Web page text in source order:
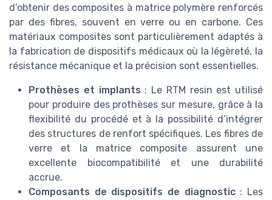
d’obtenir des composites à matrice polymère renforcés
par des fibres, souvent en verre ou en carbone. Ces
matériaux composites sont particulièrement adaptés à
la fabrication de dispositifs médicaux où la légèreté, la
résistance mécanique et la précision sont essentielles.
Prothèses et implants : Le RTM resin est utilisé
pour produire des prothèses sur mesure, grâce à la
flexibilité du procédé et à la possibilité d’intégrer
des structures de renfort spécifiques. Les fibres de
verre et la matrice composite assurent une
excellente biocompatibilité et une durabilité
accrue.
Composants de dispositifs de diagnostic: Les